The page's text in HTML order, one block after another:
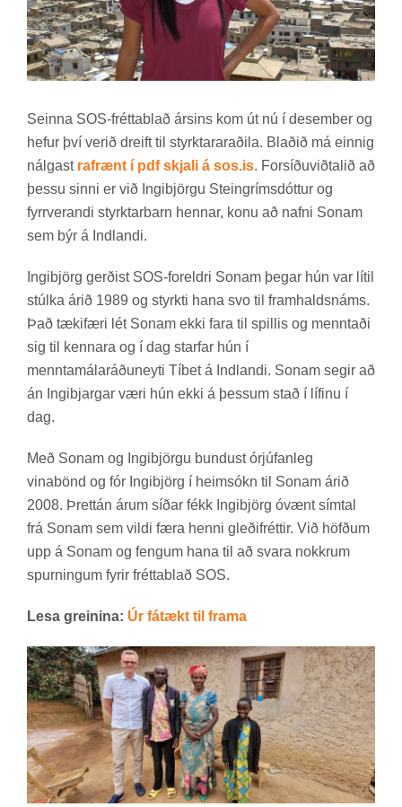
Seinna SOS-frétta­blað árs­ins kom út nú í des­em­ber og
hef­ur því ver­ið dreift til styrkt­arar­að­ila. Blað­ið má einnig
nálg­ast rafrænt í pdf skjali á sos.is. For­síðu­við­tal­ið að
þessu sinni er við Ingi­björgu Stein­gríms­dótt­ur og
fyrr­ver­andi styrkt­ar­barn henn­ar, konu að nafni Sonam
sem býr á Indlandi.
Ingi­björg gerð­ist SOS-for­eldri Sonam þeg­ar hún var lít­il
stúlka árið 1989 og styrkti hana svo til fram­halds­náms.
Það tæki­færi lét Sonam ekki fara til spill­is og mennt­aði
sig til kenn­ara og í dag starfar hún í
mennta­mála­ráðu­neyti Tíbet á Indlandi. Sonam seg­ir að
án Ingi­bjarg­ar væri hún ekki á þess­um stað í líf­inu í
dag.
Með Sonam og Ingi­björgu bund­ust órjúf­an­leg
vina­bönd og fór Ingi­björg í heim­sókn til Sonam árið
2008. Þrett­án árum síð­ar fékk Ingi­björg óvænt sím­tal
frá Sonam sem vildi færa henni gleðifrétt­ir. Við höfð­um
upp á Sonam og feng­um hana til að svara nokkr­um
spurn­ing­um fyr­ir frétta­blað SOS.
Lesa greinina: Úr fá­tækt til frama